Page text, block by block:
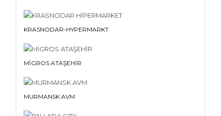
KRASNODAR-HYPERMARKT
MİGROS ATAŞEHİR
MURMANSK AVM